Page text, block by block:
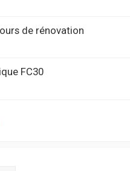
de rénovation
FC30